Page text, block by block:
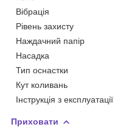
Вібрація
Рівень захисту
Наждачний папір
Насадка
Тип оснастки
Кут коливань
Інструкція з експлуатації
Приховати